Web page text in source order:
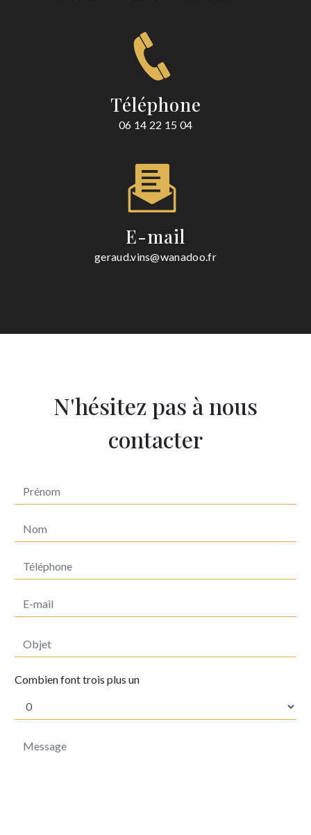
Téléphone
06 14 22 15 04
E-mail
geraud.vins@wanadoo.fr
N'hésitez pas à nous
contacter
Combien font trois plus un